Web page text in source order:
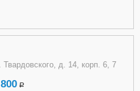
д. 14, корп. 6, 7
a